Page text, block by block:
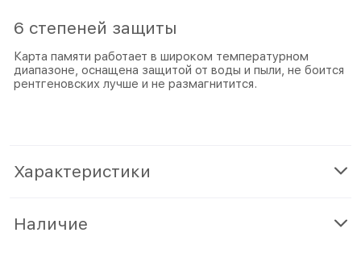
6 степеней защиты
Карта памяти работает в широком температурном
диапазоне, оснащена защитой от воды и пыли, не боится
рентгеновских лучше и не размагнитится.
Характеристики
Наличие